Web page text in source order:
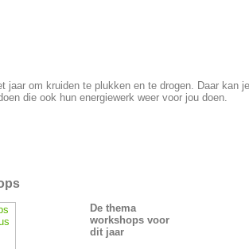
jaar om kruiden te plukken en te drogen. Daar kan
die ook hun energiewerk weer voor jou doen.
De thema
workshops voor
dit jaar